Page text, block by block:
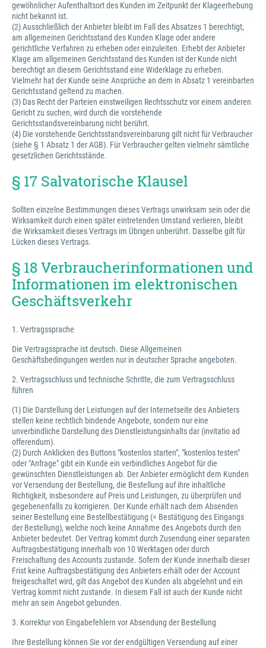
gewöhnlicher Aufenthaltsort des Kunden im Zeitpunkt der Klageerhebung
nicht bekannt ist.
(2) Ausschließlich der Anbieter bleibt im Fall des Absatzes 1 berechtigt,
am allgemeinen Gerichtsstand des Kunden Klage oder andere
gerichtliche Verfahren zu erheben oder einzuleiten. Erhebt der Anbieter
Klage am allgemeinen Gerichtsstand des Kunden ist der Kunde nicht
berechtigt an diesem Gerichtsstand eine Widerklage zu erheben.
Vielmehr hat der Kunde seine Ansprüche an dem in Absatz 1 vereinbarten
Gerichtsstand geltend zu machen.
(3) Das Recht der Parteien einstweiligen Rechtsschutz vor einem anderen
Gericht zu suchen, wird durch die vorstehende
Gerichtsstandsvereinbarung nicht berührt.
(4) Die vorstehende Gerichtsstandsvereinbarung gilt nicht für Verbraucher
(siehe § 1 Absatz 1 der AGB). Für Verbraucher gelten vielmehr sämtliche
gesetzlichen Gerichtsstände.
§ 17 Salvatorische Klausel
Sollten einzelne Bestimmungen dieses Vertrags unwirksam sein oder die
Wirksamkeit durch einen später eintretenden Umstand verlieren, bleibt
die Wirksamkeit dieses Vertrags im Übrigen unberührt. Dasselbe gilt für
Lücken dieses Vertrags.
§ 18 Verbraucherinformationen und
Informationen im elektronischen
Geschäftsverkehr
1. Vertragssprache
Die Vertragssprache ist deutsch. Diese Allgemeinen
Geschäftsbedingungen werden nur in deutscher Sprache angeboten.
2. Vertragsschluss und technische Schritte, die zum Vertragsschluss
führen
(1) Die Darstellung der Leistungen auf der Internetseite des Anbieters
stellen keine rechtlich bindende Angebote, sondern nur eine
unverbindliche Darstellung des Dienstleistungsinhalts dar (invitatio ad
offerendum).
(2) Durch Anklicken des Buttons "kostenlos starten", "kostenlos testen"
oder "Anfrage" gibt ein Kunde ein verbindliches Angebot für die
gewünschten Dienstleistungen ab. Der Anbieter ermöglicht dem Kunden
vor Versendung der Bestellung, die Bestellung auf ihre inhaltliche
Richtigkeit, insbesondere auf Preis und Leistungen, zu überprüfen und
gegebenenfalls zu korrigieren. Der Kunde erhält nach dem Absenden
seiner Bestellung eine Bestellbestätigung (= Bestätigung des Eingangs
der Bestellung), welche noch keine Annahme des Angebots durch den
Anbieter bedeutet. Der Vertrag kommt durch Zusendung einer separaten
Auftragsbestätigung innerhalb von 10 Werktagen oder durch
Freischaltung des Accounts zustande. Sofern der Kunde innerhalb dieser
Frist keine Auftragsbestätigung des Anbieters erhält oder der Account
freigeschaltet wird, gilt das Angebot des Kunden als abgelehnt und ein
Vertrag kommt nicht zustande. In diesem Fall ist auch der Kunde nicht
mehr an sein Angebot gebunden.
3. Korrektur von Eingabefehlern vor Absendung der Bestellung
Ihre Bestellung können Sie vor der endgültigen Versendung auf einer